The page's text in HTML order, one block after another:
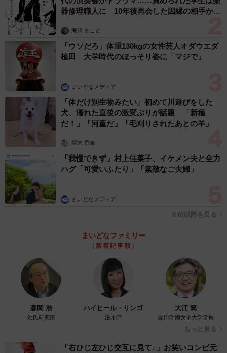
器修理職人に 10年後再会した因縁の相手から
海川 まこと
「ウソだろ」体重130kgの女性芸人オダウエダ
植田 大学時代のほっそり姿に「マジで」
まいどなメディア
「体だけ別生物みたい」初めて川遊びをした
犬、濡れた直後の激変ぶりが話題 「新種
だ！」「河童だ」「毛刈りされたあとの羊」
梨木 香奈
「我慢できず」村上佳菜子、イケメン夫と全力
ハグ「可愛いふたり」「素敵なご夫婦」
まいどなメディア
６位以降を見る
まいどなファミリー
（新着記事順）
森岡 浩
姓氏研究家
ハイヒール・リンゴ
漫才師
大江 篤
園田学園女子大学学長
もっと見る
「右ひじ左ひじ交互に見て♪」お笑いコンビ元